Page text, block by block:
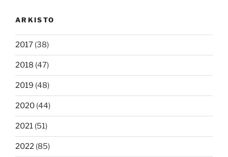
ARKISTO
2017 (38)
2018 (47)
2019 (48)
2020 (44)
2021 (51)
2022 (85)